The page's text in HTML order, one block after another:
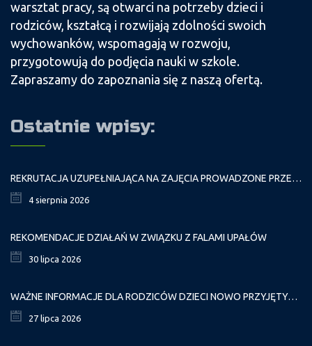
warsztat pracy, są otwarci na potrzeby dzieci i
rodziców, kształcą i rozwijają zdolności swoich
wychowanków, wspomagają w rozwoju,
przygotowują do podjęcia nauki w szkole.
Zapraszamy do zapoznania się z naszą ofertą.
Ostatnie wpisy:
REKRUTACJA UZUPEŁNIAJĄCA NA ZAJĘCIA PROWADZONE PRZEZ PAŁAC MŁODZIEŻY W ROKU SZKOLNYM 2026/2027
4 sierpnia 2026
REKOMENDACJE DZIAŁAŃ W ZWIĄZKU Z FALAMI UPAŁÓW
30 lipca 2026
WAŻNE INFORMACJE DLA RODZICÓW DZIECI NOWO PRZYJĘTYCH GR. I
27 lipca 2026